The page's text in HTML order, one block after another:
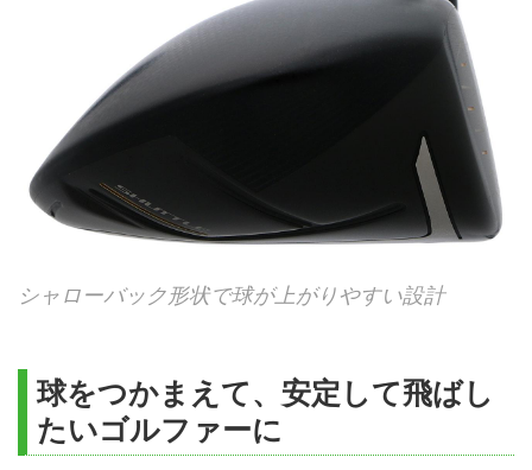
シャローバック形状で球が上がりやすい設計
球をつかまえて、安定して飛ばし
たいゴルファーに